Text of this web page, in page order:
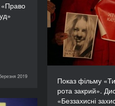
«Право
2019
NOW!
Показ фільму
рота закрий».
«Беззахисні
Показ
рота
«Беззахисні
чому
громадських
як це